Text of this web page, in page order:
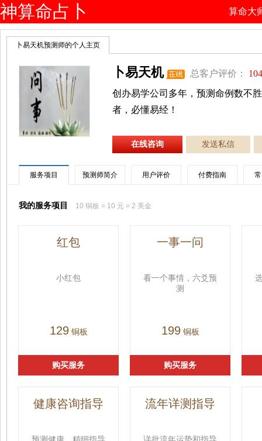
神算命占卜
网
算命大
卜易天机预测师的个人主页
卜易天机 总客户评价：
创办易学公司多年，预测命例数不
者，必懂易经！
在线咨询 发送私信
服务项目 预测师简介 用户评价 付费指南
我的服务项目 10 铜板 = 10 元 = 2 美金
红包
小红包
129铜板
购买服务
一事一问
看一个事情，六爻预
测
199铜板
购买服务
健康咨询指导 流年详测指导